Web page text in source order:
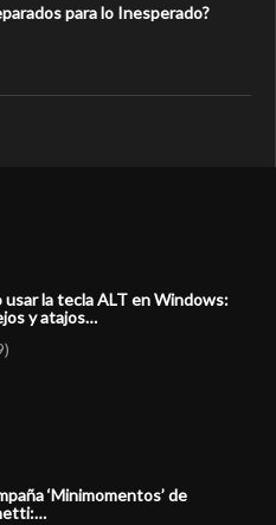
para lo Inesperado?
usar la tecla ALT en Windows:
y atajos…
‘Minimomentos’ de